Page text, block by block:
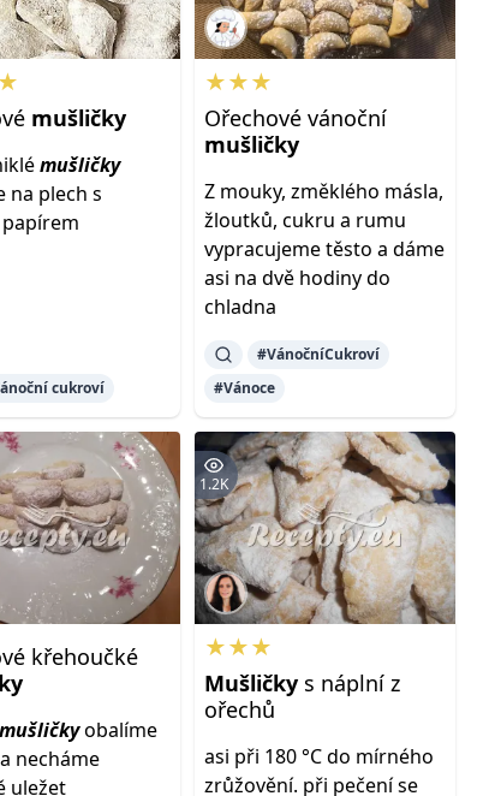
mušličky
mušličky
na plech s
cukroví
★★★
Ořechové vánoční
mušličky
Z mouky, změklého másla,
žloutků, cukru a rumu
vypracujeme těsto a dáme
asi na dvě hodiny do
chladna
#VánočníCukroví
#Vánoce
křehoučké
mušličkyobalíme
necháme
uležet
1.2K
★★★
Mušličkys náplní z
ořechů
asi při 180 °C do mírného
zrůžovění. při pečení se